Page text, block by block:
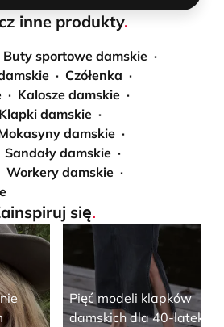
inne produkty.
Buty sportowe damskie
Czółenka
Kalosze damskie
Klapki damskie
damskie
Sandały damskie
Workery damskie
się.
Pięć modeli klapków
damskich dla 40-latek